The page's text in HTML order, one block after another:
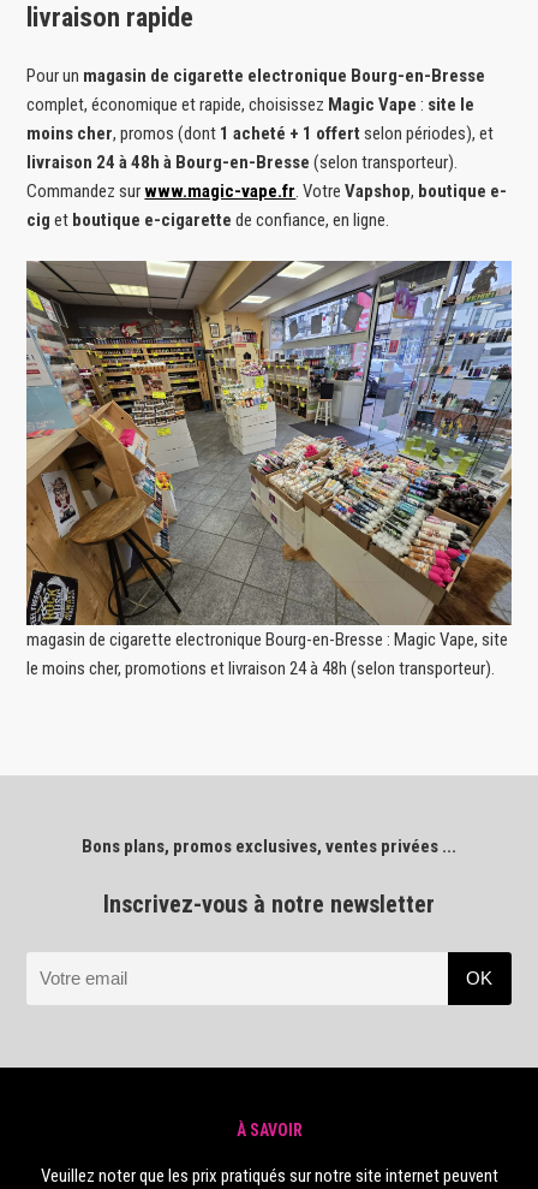
livraison rapide
Pour un magasin de cigarette electronique Bourg-en-Bresse
complet, économique et rapide, choisissez Magic Vape : site le
moins cher, promos (dont 1 acheté + 1 offert selon périodes), et
livraison 24 à 48h à Bourg-en-Bresse (selon transporteur).
Commandez surwww.magic-vape.fr. VotreVapshop, boutique e-
cig et boutique e-cigarette de confiance, en ligne.
magasin de cigarette electronique Bourg-en-Bresse : Magic Vape, site
le moins cher, promotions et livraison 24 à 48h (selon transporteur).
Bons plans, promos exclusives, ventes privées ...
Inscrivez-vous à notre newsletter
À SAVOIR
Veuillez noter que les prix pratiqués sur notre site internet peuvent